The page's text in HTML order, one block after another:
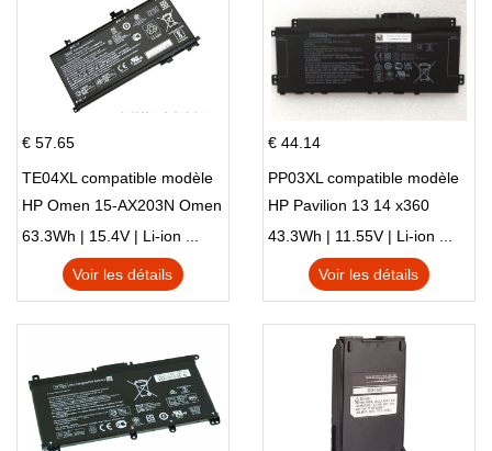
€ 57.65
TE04XL compatible modèle
HP Omen 15-AX203N Omen
15 Series Pavilion 15 Series
63.3Wh | 15.4V | Li-ion ...
Voir les détails
€ 44.14
PP03XL compatible modèle
HP Pavilion 13 14 x360
L83388-AC1 L83388-421
HSTNN-LB8S M01118-421
M01144-005 13-BB 14-DV
43.3Wh | 11.55V | Li-ion ...
Voir les détails